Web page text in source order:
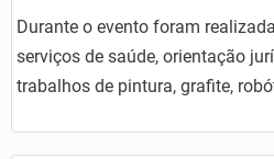
Durante o evento foram
serviços de saúde, orientação
trabalhos de pintura, grafite,